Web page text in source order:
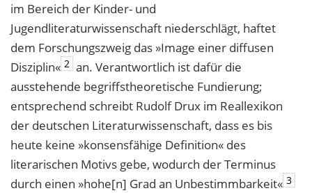
im Bereich der Kinder- und
Jugendliteraturwissenschaft niederschlägt, haftet
dem Forschungszweig das »Image einer diffusen
Disziplin« 2 an. Verantwortlich ist dafür die
ausstehende begriffstheoretische Fundierung;
entsprechend schreibt Rudolf Drux im Reallexikon
der deutschen Literaturwissenschaft, dass es bis
heute keine »konsensfähige Definition« des
literarischen Motivs gebe, wodurch der Terminus
durch einen »hohe[n] Grad an Unbestimmbarkeit« 3